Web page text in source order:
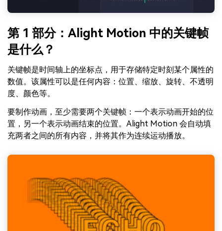
第 1 部分：Alight Motion 中的关键帧
是什么？
关键帧是时间轴上的坐标点，用于存储特定时刻某个属性的
数值。该属性可以是任何内容：位置、缩放、旋转、不透明
度、颜色等。
要制作动画，至少需要两个关键帧：一个表示动画开始的位
置，另一个表示动画结束的位置。Alight Motion 会自动填
充两者之间的所有内容，并将其作为连续运动播放。